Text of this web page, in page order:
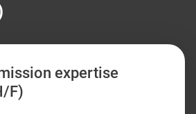
expertise
F)